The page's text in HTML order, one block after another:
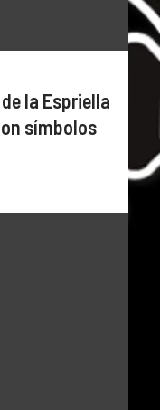
la Espriella
símbolos